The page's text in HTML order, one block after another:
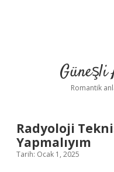
Güneşli
Romantik
Radyoloji
Yapmalıyım
Tarih: Ocak 1, 2025